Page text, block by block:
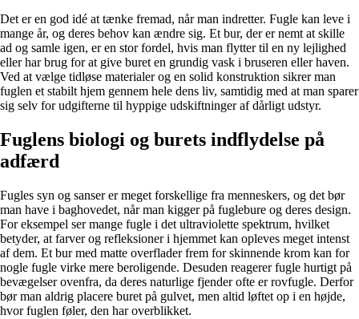
Det er en god idé at tænke fremad, når man indretter. Fugle kan leve i
mange år, og deres behov kan ændre sig. Et bur, der er nemt at skille
ad og samle igen, er en stor fordel, hvis man flytter til en ny lejlighed
eller har brug for at give buret en grundig vask i bruseren eller haven.
Ved at vælge tidløse materialer og en solid konstruktion sikrer man
fuglen et stabilt hjem gennem hele dens liv, samtidig med at man sparer
sig selv for udgifterne til hyppige udskiftninger af dårligt udstyr.
Fuglens biologi og burets indflydelse på
adfærd
Fugles syn og sanser er meget forskellige fra menneskers, og det bør
man have i baghovedet, når man kigger på fuglebure og deres design.
For eksempel ser mange fugle i det ultraviolette spektrum, hvilket
betyder, at farver og refleksioner i hjemmet kan opleves meget intenst
af dem. Et bur med matte overflader frem for skinnende krom kan for
nogle fugle virke mere beroligende. Desuden reagerer fugle hurtigt på
bevægelser ovenfra, da deres naturlige fjender ofte er rovfugle. Derfor
bør man aldrig placere buret på gulvet, men altid løftet op i en højde,
hvor fuglen føler, den har overblikket.